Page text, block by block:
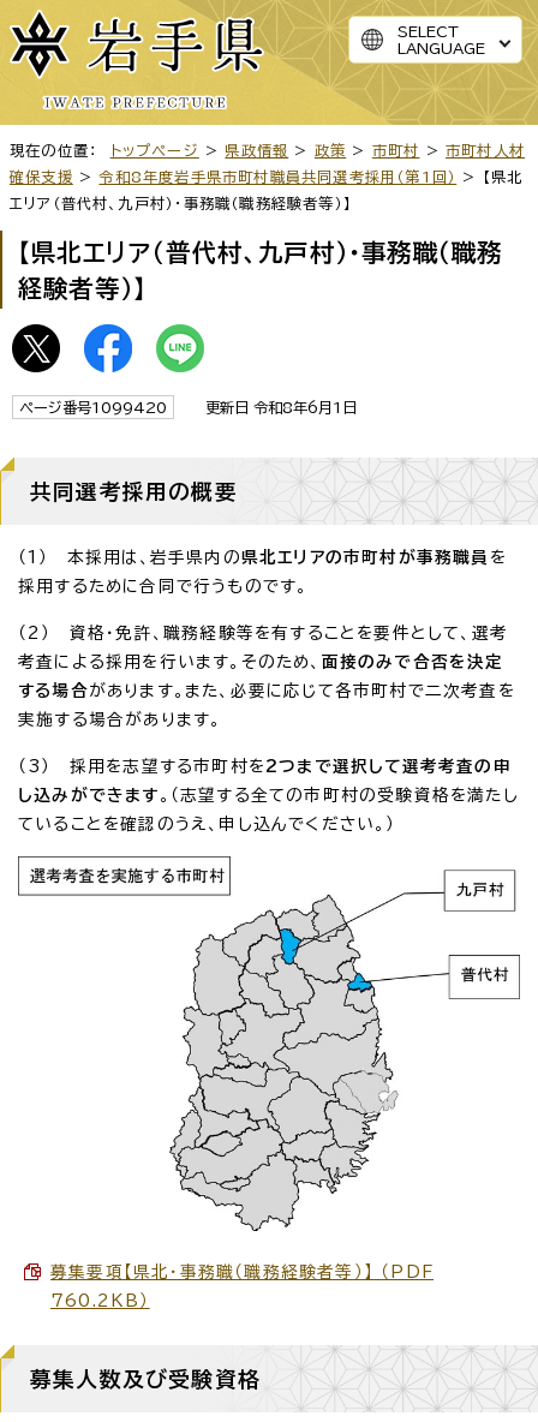
SELECT
LANGUAGE
現在の位置： トップページ > 県政情報 > 政策 > 市町村 >市町村人材
確保支援 >令和8年度岩手県市町村職員共同選考採用（第1回）
> 【県北
エリア（普代村、九戸村）・事務職（職務経験者等）】
【県北エリア（普代村、九戸村）・事務職（職務
経験者等）】
ページ番号1099420 更新日 令和8年6月1日
共同選考採用の概要
（1） 本採用は、岩手県内の県北エリアの市町村が事務職員 を
採用するために合同で行うものです。
（2） 資格・免許、職務経験等を有することを要件として、選考
考査による採用を行います。そのため、 面接のみで合否を決定
する場合があります。また、必要に応じて各市町村で二次考査を
実施する場合があります。
（3） 採用を志望する市町村を 2つまで選択して選考考査の申
し込みができます 。（志望する全ての市町村の受験資格を満たし
ていることを確認のうえ、申し込んでください。）
募集要項【県北・事務職（職務経験者等）】 （PDF
760.2KB）
募集人数及び受験資格